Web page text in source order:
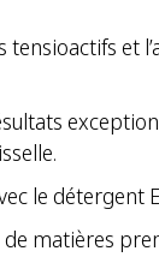
tensioactifs et
le détergent
matières